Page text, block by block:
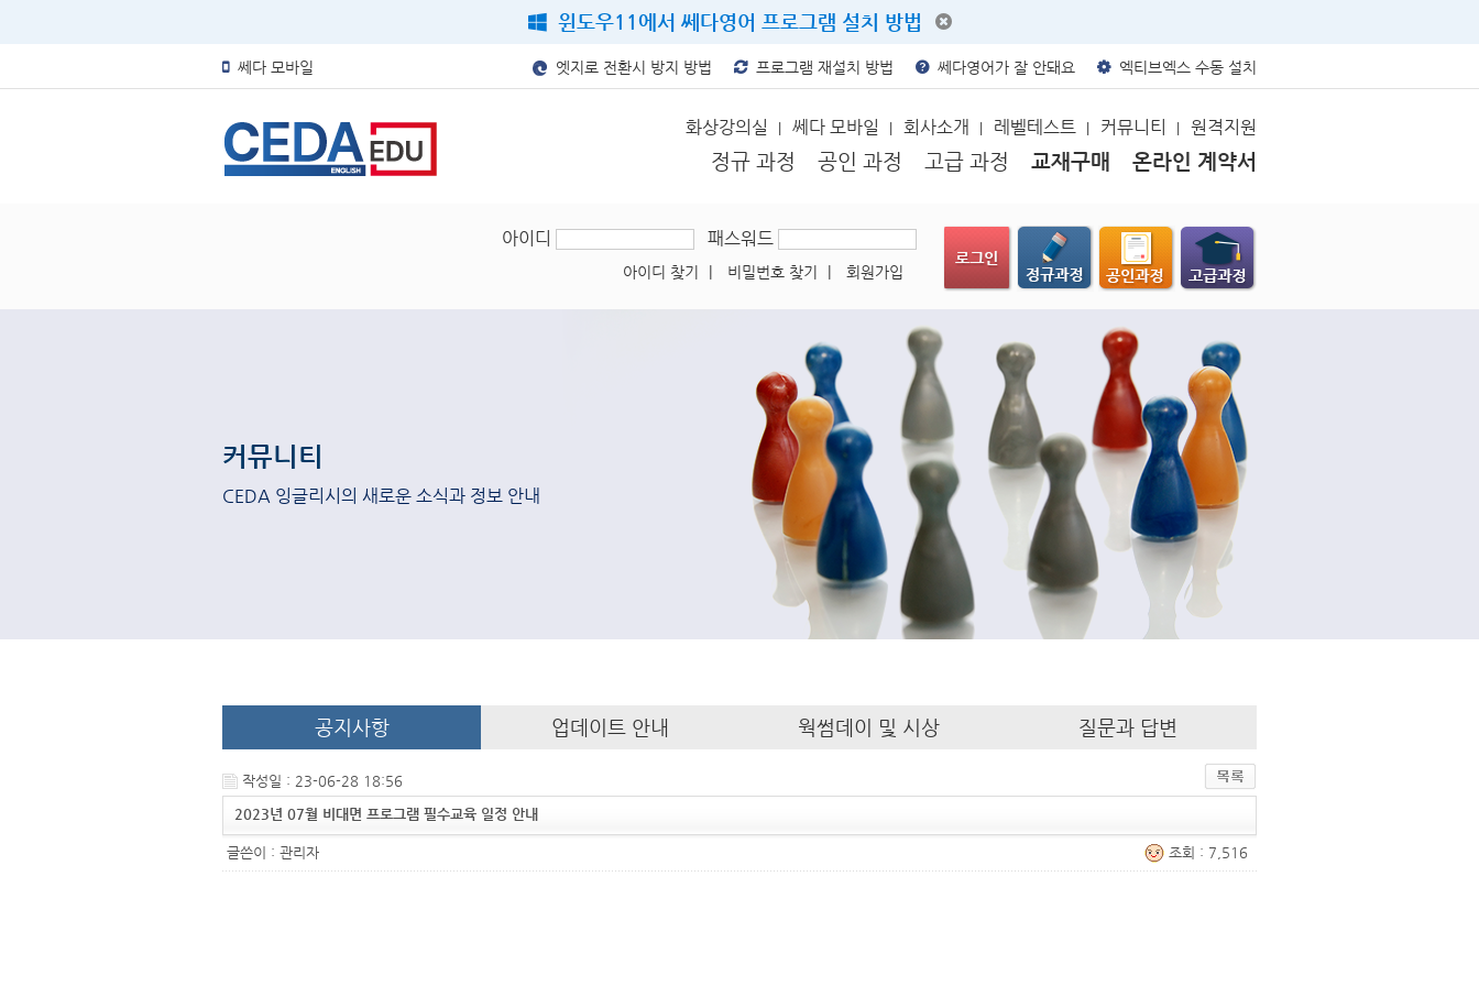
윈도우11에서 쎄다영어 프로그램 설치 방법
쎄다 모바일 엣지로 전환시 방지 방법 프로그램 재설치 방법 쎄다영어가 잘 안돼요 엑티브엑스 수동 설치
화상강의실 쎄다 모바일 회사소개 레벨테스트 커뮤니티 원격지원
정규 과정 공인 과정 고급 과정 교재구매 온라인 계약서
아이디 패스워드
아이디 찾기 비밀번호 찾기 회원가입
커뮤니티
CEDA 잉글리시의 새로운 소식과 정보 안내
공지사항 업데이트 안내 웍썸데이 및 시상 질문과 답변
작성일 : 23-06-28 18:56
2023년 07월 비대면 프로그램 필수교육 일정 안내
글쓴이 : 관리자 조회 : 7,516